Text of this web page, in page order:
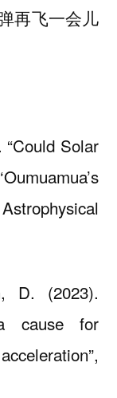
再飞一会儿
Solar
D. (2023).
cause for